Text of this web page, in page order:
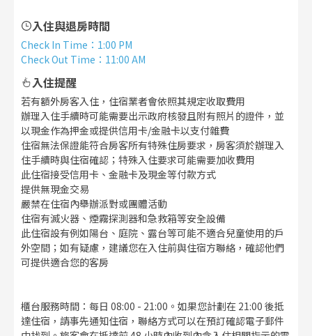
入住與退房時間
Check In Time ： 1:00 PM
Check Out Time ： 11:00 AM
入住提醒
若有額外房客入住，住宿業者會依照其規定收取費用
辦理入住手續時可能需要出示政府核發且附有照片的證件，並
以現金作為押金或提供信用卡/金融卡以支付雜費
住宿無法保證能符合房客所有特殊住房要求，房客須於辦理入
住手續時與住宿確認；特殊入住要求可能需要加收費用
此住宿接受信用卡、金融卡及現金等付款方式
提供無現金交易
嚴禁在住宿內舉辦派對或團體活動
住宿有滅火器、煙霧探測器和急救箱等安全設備
此住宿設有例如陽台、庭院、露台等可能不適合兒童使用的戶
外空間；如有疑慮，建議您在入住前與住宿方聯絡，確認他們
可提供適合您的客房
櫃台服務時間：每日 08:00 - 21:00。如果您計劃在 21:00 後抵
達住宿，請事先通知住宿，聯絡方式可以在預訂確認電子郵件